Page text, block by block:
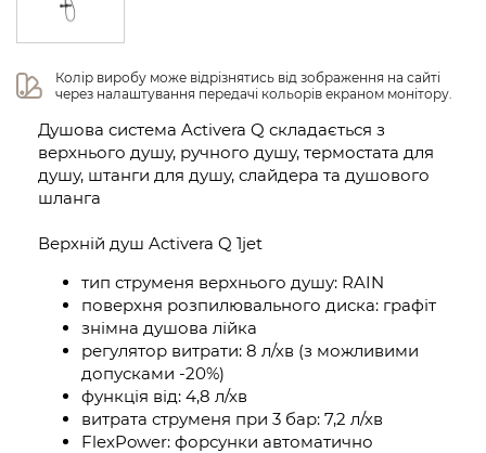
Колір виробу може відрізнятись від зображення на сайті
через налаштування передачі кольорів екраном монітору.
Душова система Activera Q складається з
верхнього душу, ручного душу, термостата для
душу, штанги для душу, слайдера та душового
шланга
Верхній душ Activera Q 1jet
тип струменя верхнього душу: RAIN
поверхня розпилювального диска: графіт
знімна душова лійка
регулятор витрати: 8 л/хв (з можливими
допусками -20%)
функція від: 4,8 л/хв
витрата струменя при 3 бар: 7,2 л/хв
FlexPower: форсунки автоматично